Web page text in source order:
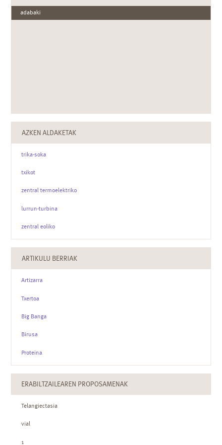
adabaki
AZKEN ALDAKETAK
trika-soka
txikot
zentral termoelektriko
lurrun-turbina
zentral eoliko
ARTIKULU BERRIAK
Artizarra
Txertoa
Big Banga
Birusa
Proteina
ERABILTZAILEAREN PROPOSAMENAK
Telangiectasia
vial
1